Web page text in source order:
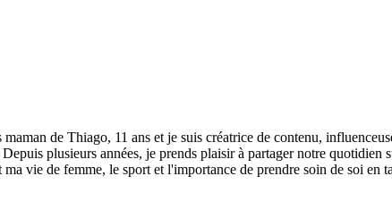
de Thiago, 11 ans et je suis créatrice de contenu,
plusieurs années, je prends plaisir à partager notre
vie de femme, le sport et l'importance de prendre soin de soi